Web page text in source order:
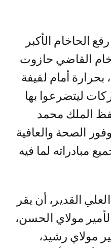
الحاخام الأكبر
القاضي حازوت
أمام لفيفة
ليتضرعوا بها
الملك محمد
الصحة والعافية
مبادراته لما فيه
القدير، أن يقر
مولاي الحسن،
مولاي رشيد،